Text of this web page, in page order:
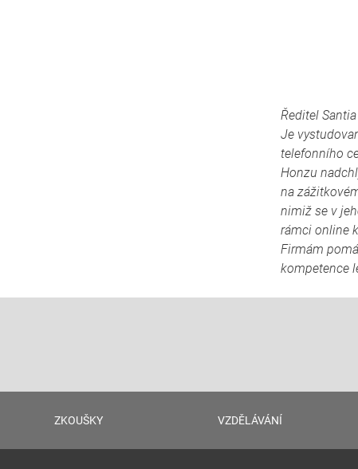
Ředitel
Je
telefonního
Honzu
na
nimiž se v
rámci online
Firmám
kompetence
ZKOUŠKY VZDĚLÁVÁNÍ